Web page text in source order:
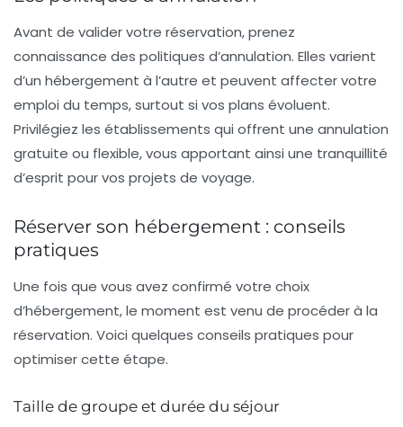
Avant de valider votre réservation, prenez
connaissance des politiques d’annulation. Elles varient
d’un hébergement à l’autre et peuvent affecter votre
emploi du temps, surtout si vos plans évoluent.
Privilégiez les établissements qui offrent une annulation
gratuite ou flexible, vous apportant ainsi une tranquillité
d’esprit pour vos projets de voyage.
Réserver son hébergement : conseils
pratiques
Une fois que vous avez confirmé votre choix
d’hébergement, le moment est venu de procéder à la
réservation. Voici quelques conseils pratiques pour
optimiser cette étape.
Taille de groupe et durée du séjour